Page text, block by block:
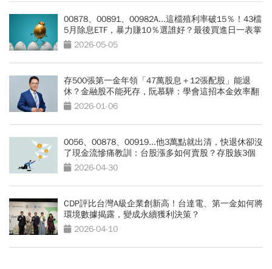
00878、00891、00982A...這檔殖利率破15％！43檔
5月除息ETF，暴力賺10％選誰好？最後買進日一表掌
握 2026-05-05
存500張第一金年領「47萬股息＋12張配股」能退
休？金融股不能死存，阮慕驊：學會這招本金效率翻
倍 2026-01-06
0056、00878、00919...他3萬點就出清，快退休卻沒
了現金流慘痛教訓：台股漲多如何賣股？存股族3個
穩賺指南
2026-04-30
CDP評比台灣A級企業創新高！台達電、第一金如何將
環境數據揭露，變成永續獲利決策？
2026-04-10